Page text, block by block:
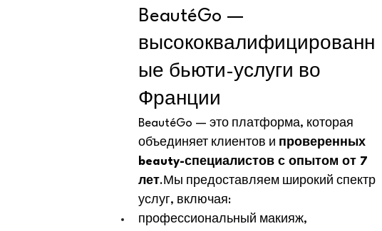
BeautéGo —
высококвалифицированн
ые бьюти-услуги во
Франции
BeautéGo — это платформа, которая
объединяет клиентов и проверенных
beauty-специалистов с опытом от 7
лет.Мы предоставляем широкий спектр
услуг, включая:
профессиональный макияж,